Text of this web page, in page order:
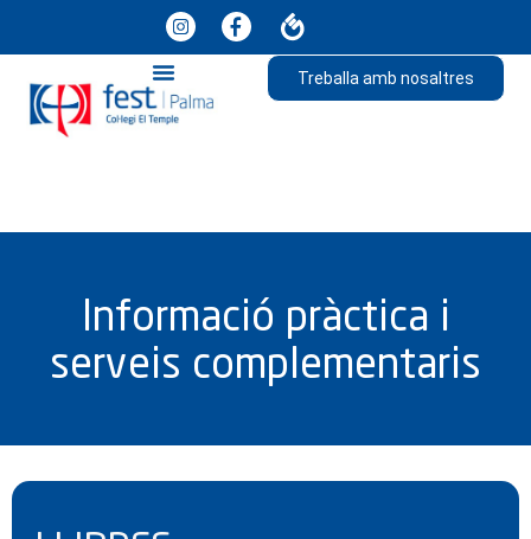
Treballa amb nosaltres
Informació pràctica i
serveis complementaris